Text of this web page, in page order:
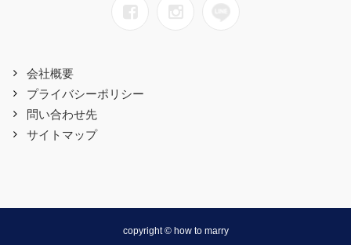
会社概要
プライバシーポリシー
問い合わせ先
サイトマップ
copyright © how to marry